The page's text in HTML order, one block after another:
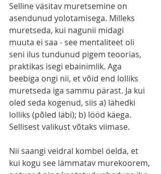
Selline väsitav muretsemine on
asendunud yolotamisega. Milleks
muretseda, kui nagunii midagi
muuta ei saa - see mentaliteet oli
seni ilus tundunud pigem teoorias,
praktikas isegi ebainimlik. Aga
beebiga ongi nii, et võid end lolliks
muretseda iga sammu pärast. Ja kui
oled seda kogenud, siis a) lähedki
lolliks (põled läbi); b) lööd käega.
Sellisest valikust võtaks viimase.
Nii saangi veidral kombel öelda, et
kui kogu see lämmatav murekoorem,